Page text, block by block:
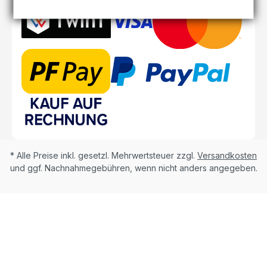
* Alle Preise inkl. gesetzl. Mehrwertsteuer zzgl. Versandkosten
und ggf. Nachnahmegebühren, wenn nicht anders angegeben.